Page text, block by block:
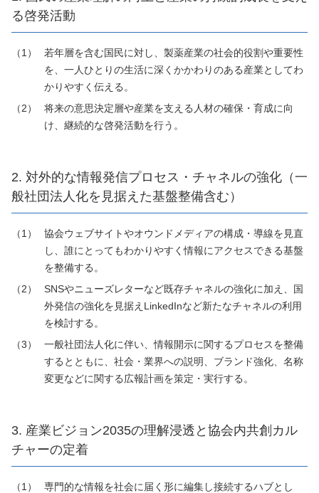
る啓発活動
若年層を含む国民に対し、製薬産業の社会的役割や重要性
を、一人ひとりの生活に深くかかわりのある産業としてわ
かりやすく伝える。
将来の意思決定層や産業を支える人材の確保・育成に向
け、継続的な啓発活動を行う。
2. 対外的な情報発信プロセス・チャネルの強化（一
般社団法人化を見据えた基盤整備含む）
協会ウェブサイトやオウンドメディアの構成・導線を見直
し、誰にとってもわかりやすく情報にアクセスできる基盤
を整備する。
SNSやニューズレターなど既存チャネルの強化に加え、国
外発信の強化を見据えLinkedInなど新たなチャネルの利用
を検討する。
一般社団法人化に伴い、情報開示に関するプロセスを整備
するとともに、社会・業界への説明、ブランド強化、名称
変更などに関する広報計画を策定・実行する。
3. 産業ビジョン2035の理解浸透と協会内共創カル
チャーの定着
専門的な情報を社会に届く形に編集し接続するハブとし